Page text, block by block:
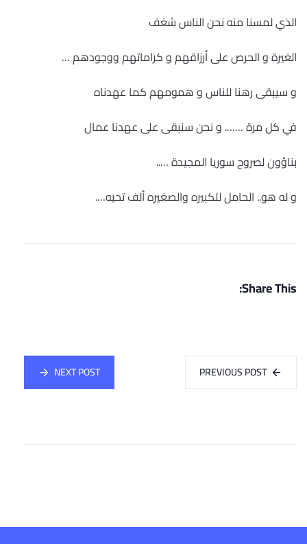
الذي لمسنا منه نحن الناس شغف
الغيرة و الحرص على أرزاقهم و كراماتهم ووجودهم …
و سيبقى رهنا للناس و همومهم كما عهدناه
في كل مرة ……. و نحن سنبقى على عهدنا عمال
بناؤون لصروح سوريا المجيدة …..
و له هو.. الحامل للكبيره والصغيره ألف تحيه….
Share This:
PREVIOUS POST
NEXT POST